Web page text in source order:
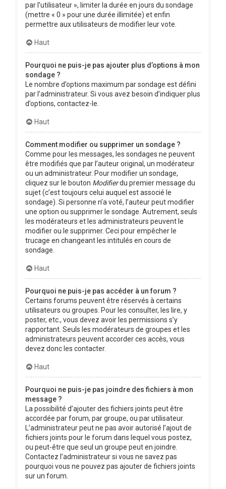
par l’utilisateur », limiter la durée en jours du sondage
(mettre « 0 » pour une durée illimitée) et enfin
permettre aux utilisateurs de modifier leur vote.
Haut
Pourquoi ne puis-je pas ajouter plus d’options à mon
sondage ?
Le nombre d’options maximum par sondage est défini
par l’administrateur. Si vous avez besoin d’indiquer plus
d’options, contactez-le.
Haut
Comment modifier ou supprimer un sondage ?
Comme pour les messages, les sondages ne peuvent
être modifiés que par l’auteur original, un modérateur
ou un administrateur. Pour modifier un sondage,
cliquez sur le bouton Modifierdu premier message du
sujet (c’est toujours celui auquel est associé le
sondage). Si personne n’a voté, l’auteur peut modifier
une option ou supprimer le sondage. Autrement, seuls
les modérateurs et les administrateurs peuvent le
modifier ou le supprimer. Ceci pour empêcher le
trucage en changeant les intitulés en cours de
sondage.
Haut
Pourquoi ne puis-je pas accéder à un forum ?
Certains forums peuvent être réservés à certains
utilisateurs ou groupes. Pour les consulter, les lire, y
poster, etc., vous devez avoir les permissions s’y
rapportant. Seuls les modérateurs de groupes et les
administrateurs peuvent accorder ces accès, vous
devez donc les contacter.
Haut
Pourquoi ne puis-je pas joindre des fichiers à mon
message ?
La possibilité d’ajouter des fichiers joints peut être
accordée par forum, par groupe, ou par utilisateur.
L’administrateur peut ne pas avoir autorisé l’ajout de
fichiers joints pour le forum dans lequel vous postez,
ou peut-être que seul un groupe peut en joindre.
Contactez l’administrateur si vous ne savez pas
pourquoi vous ne pouvez pas ajouter de fichiers joints
sur un forum.